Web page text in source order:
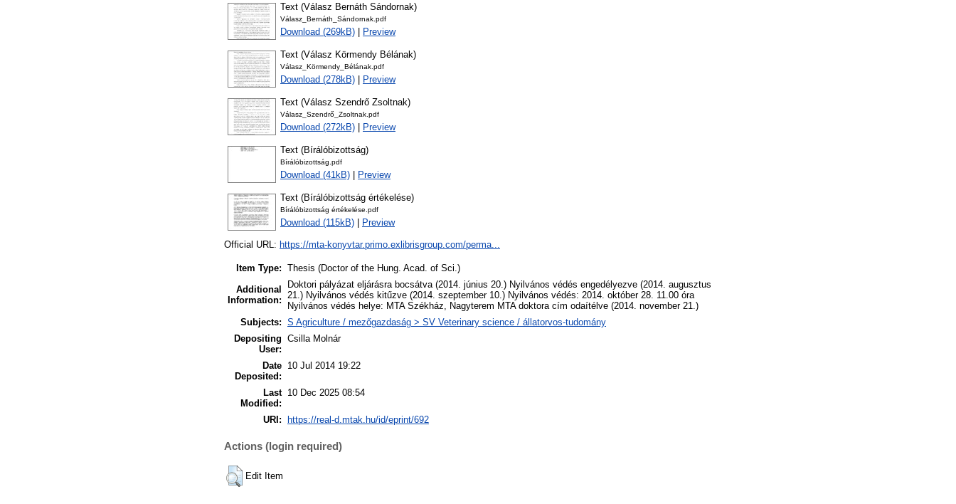
Text (Válasz Bernáth Sándornak)
Válasz_Bernáth_Sándornak.pdf
Download (269kB) Preview
Text (Válasz Körmendy Bélának)
Válasz_Körmendy_Bélának.pdf
Download (278kB) Preview
Text (Válasz Szendrő Zsoltnak)
Válasz_Szendrő_Zsoltnak.pdf
Download (272kB) Preview
Text (Bírálóbizottság)
Bírálóbizottság.pdf
Download (41kB) Preview
Text (Bírálóbizottság értékelése)
Bírálóbizottság értékelése.pdf
Download (115kB) Preview
Official URL: https://mta-konyvtar.primo.exlibrisgroup.com/perma...
Item Type: Thesis (Doctor of the Hung. Acad. of Sci.)
Additional
Information:
Doktori pályázat eljárásra bocsátva (2014. június 20.) Nyilvános védés engedélyezve (2014. augusztus
21.) Nyilvános védés kitűzve (2014. szeptember 10.) Nyilvános védés: 2014. október 28. 11.00 óra
Nyilvános védés helye: MTA Székház, Nagyterem MTA doktora cím odaítélve (2014. november 21.)
Subjects: S Agriculture / mezőgazdaság > SV Veterinary science / állatorvos-tudomány
Depositing
User:
Csilla Molnár
Date
Deposited:
10 Jul 2014 19:22
Last
Modified:
10 Dec 2025 08:54
URI: https://real-d.mtak.hu/id/eprint/692
Actions (login required)
Edit Item